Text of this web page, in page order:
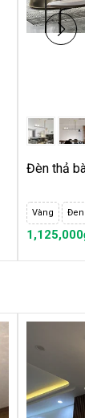
Đèn thả bàn
Vàng Đen
1,125,000₫